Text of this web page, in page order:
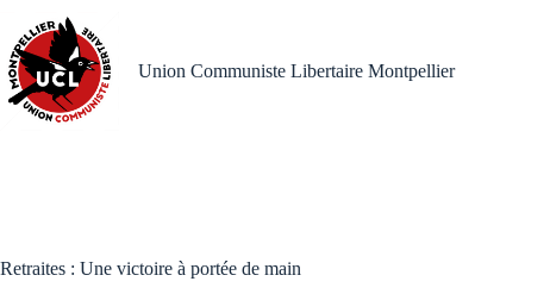
contenu
Union Communiste Libertaire Montpellier
Retraites : Une victoire à portée de main